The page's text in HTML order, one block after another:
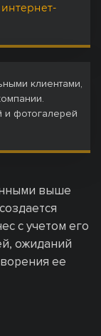
интернет-
клиентами,
и фотогалерей
выше
с учетом его
ожиданий
ее